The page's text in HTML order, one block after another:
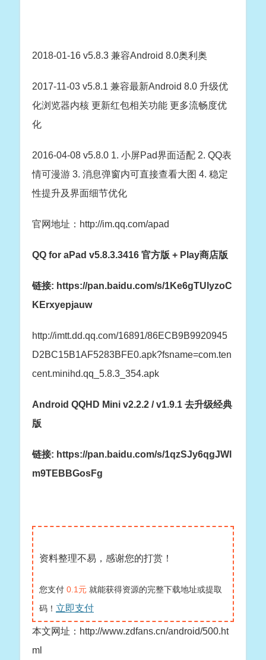
2018-01-16 v5.8.3 兼容Android 8.0奥利奥
2017-11-03 v5.8.1 兼容最新Android 8.0 升级优
化浏览器内核 更新红包相关功能 更多流畅度优
化
2016-04-08 v5.8.0 1. 小屏Pad界面适配 2. QQ表
情可漫游 3. 消息弹窗内可直接查看大图 4. 稳定
性提升及界面细节优化
官网地址：http://im.qq.com/apad
QQ for aPad v5.8.3.3416 官方版 + Play商店版
链接: https://pan.baidu.com/s/1Ke6gTUlyzoC
KErxyepjauw
http://imtt.dd.qq.com/16891/86ECB9B9920945
D2BC15B1AF5283BFE0.apk?fsname=com.ten
cent.minihd.qq_5.8.3_354.apk
Android QQHD Mini v2.2.2 / v1.9.1 去升级经典
版
链接: https://pan.baidu.com/s/1qzSJy6qgJWl
m9TEBBGosFg
资料整理不易，感谢您的打赏！
您支付 0.1元 就能获得资源的完整下载地址或提取
码！ 立即支付
本文网址：http://www.zdfans.cn/android/500.ht
ml